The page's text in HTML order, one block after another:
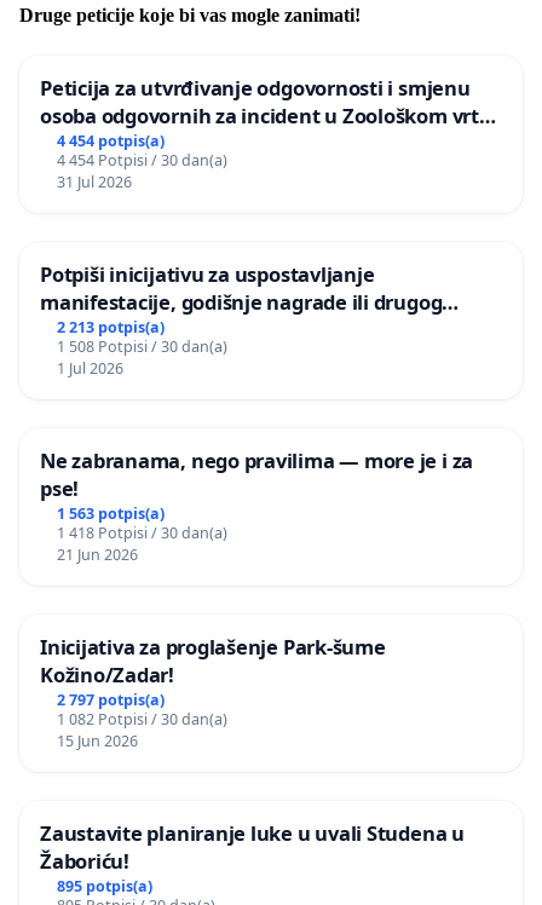
Druge peticije koje bi vas mogle zanimati!
Peticija za utvrđivanje odgovornosti i smjenu
osoba odgovornih za incident u Zoološkom vrtu
Grada Zagreba
4 454 potpis(a)
4 454 Potpisi / 30 dan(a)
31 Jul 2026
Potpiši inicijativu za uspostavljanje
manifestacije, godišnje nagrade ili drugog
javnog događaja „Edin Avdić“ u Sarajevu
2 213 potpis(a)
1 508 Potpisi / 30 dan(a)
1 Jul 2026
Ne zabranama, nego pravilima — more je i za
pse!
1 563 potpis(a)
1 418 Potpisi / 30 dan(a)
21 Jun 2026
Inicijativa za proglašenje Park-šume
Kožino/Zadar!
2 797 potpis(a)
1 082 Potpisi / 30 dan(a)
15 Jun 2026
Zaustavite planiranje luke u uvali Studena u
Žaboriću!
895 potpis(a)